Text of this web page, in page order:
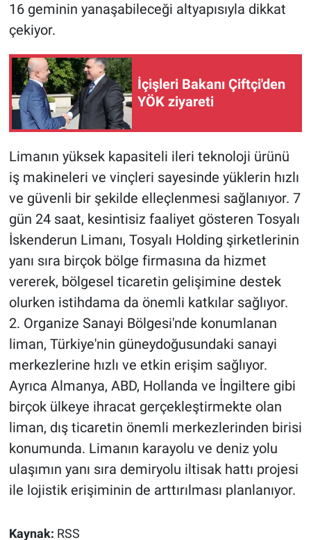
16 geminin yanaşabileceği altyapısıyla dikkat
çekiyor.
İçişleri Bakanı Çiftçi'den
YÖK ziyareti
Limanın yüksek kapasiteli ileri teknoloji ürünü
iş makineleri ve vinçleri sayesinde yüklerin hızlı
ve güvenli bir şekilde elleçlenmesi sağlanıyor. 7
gün 24 saat, kesintisiz faaliyet gösteren Tosyalı
İskenderun Limanı, Tosyalı Holding şirketlerinin
yanı sıra birçok bölge firmasına da hizmet
vererek, bölgesel ticaretin gelişimine destek
olurken istihdama da önemli katkılar sağlıyor.
2. Organize Sanayi Bölgesi'nde konumlanan
liman, Türkiye'nin güneydoğusundaki sanayi
merkezlerine hızlı ve etkin erişim sağlıyor.
Ayrıca Almanya, ABD, Hollanda ve İngiltere gibi
birçok ülkeye ihracat gerçekleştirmekte olan
liman, dış ticaretin önemli merkezlerinden birisi
konumunda. Limanın karayolu ve deniz yolu
ulaşımın yanı sıra demiryolu iltisak hattı projesi
ile lojistik erişiminin de arttırılması planlanıyor.
Kaynak: RSS